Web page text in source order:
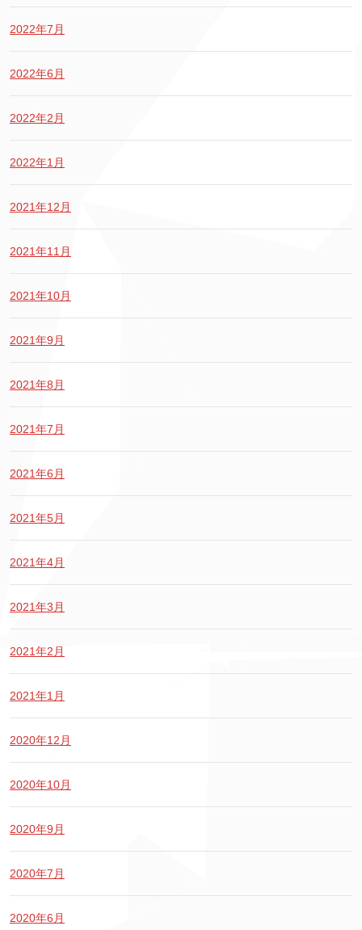
2022年7月
2022年6月
2022年2月
2022年1月
2021年12月
2021年11月
2021年10月
2021年9月
2021年8月
2021年7月
2021年6月
2021年5月
2021年4月
2021年3月
2021年2月
2021年1月
2020年12月
2020年10月
2020年9月
2020年7月
2020年6月